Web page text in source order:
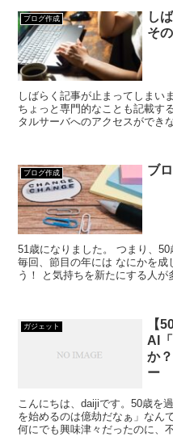
ブログ作成
し
そ
しばらく記事が止まってしまい
ちょっと専門的なことも記載する内容
タルサーバへのアクセスができ
ブログ作成 ブ
51歳になりました。 つまり、50歳が終わりました。 50歳を振り返る
毎回、節目の年には なにかを成し遂げよう、新しいことをはじめよ
う！ と気持ちを新たにする人が多いと思います。 私も例に漏れず、
ガジェット
【
AI
か
ー
こんにちは、daijiです。50歳を
を始めるのは億劫だなぁ」なん
何にでも興味津々だったのに、不思議